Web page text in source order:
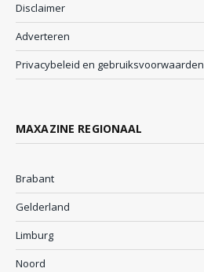
Disclaimer
Adverteren
Privacybeleid en gebruiksvoorwaarden
MAXAZINE REGIONAAL
Brabant
Gelderland
Limburg
Noord